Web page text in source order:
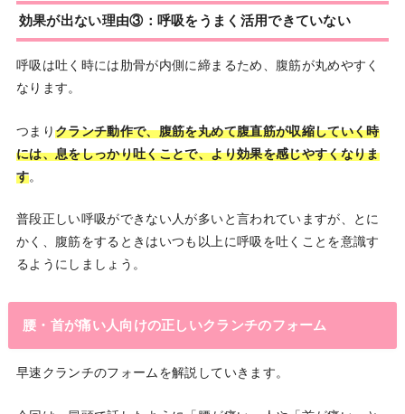
効果が出ない理由③：呼吸をうまく活用できていない
呼吸は吐く時には肋骨が内側に締まるため、腹筋が丸めやすく
なります。
つまりクランチ動作で、腹筋を丸めて腹直筋が収縮していく時
には、息をしっかり吐くことで、より効果を感じやすくなりま
す。
普段正しい呼吸ができない人が多いと言われていますが、とに
かく、腹筋をするときはいつも以上に呼吸を吐くことを意識す
るようにしましょう。
腰・首が痛い人向けの正しいクランチのフォーム
早速クランチのフォームを解説していきます。